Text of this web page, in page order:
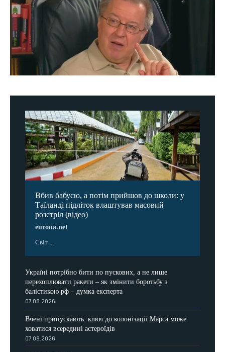
Вбив бабусю, а потім прийшов до школи: у
Таїланді підліток влаштував масовий
розстріл (відео)
euroua.net
Світ ...
Україні потрібно бити по пускових, а не лише
перехоплювати ракети – як змінити боротьбу з
балістикою рф – думка експерта
07.08.2026
Вчені припускають: ключ до колонізації Марса може
ховатися всередині астероїдів
07.08.2026